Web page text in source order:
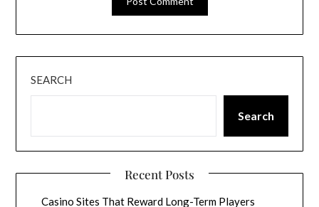
SEARCH
Search
Recent Posts
Casino Sites That Reward Long-Term Players